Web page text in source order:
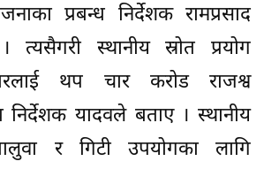
प्रबन्ध निर्देशक रामप्रसाद
स्थानीय स्रोत प्रयोग
थप चार करोड राजश्व
निर्देशक यादवले बताए । स्थानीय
र गिटी उपयोगका लागि